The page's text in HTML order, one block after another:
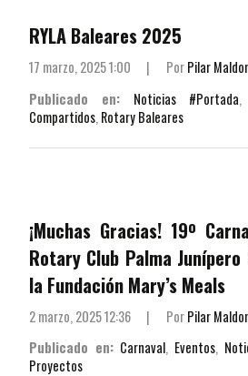
RYLA Baleares 2025
17 marzo, 2025 1:00 | PorPilar
Publicado en:
Noticias #Portada,
Compartidos, Rotary Baleares
¡Muchas Gracias! 19º
Rotary Club Palma
la Fundación Mary’s Meals
2 marzo, 2025 12:36 | PorPilar
Publicado en: Carnaval, Eventos,
Proyectos